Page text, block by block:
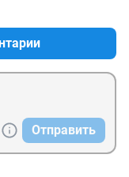
Отправить